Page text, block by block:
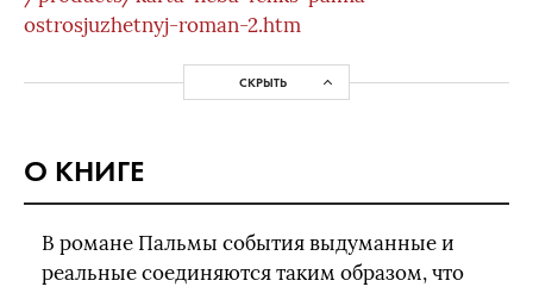
ostrosjuzhetnyj-roman-2.htm
СКРЫТЬ
О КНИГЕ
В романе Пальмы события выдуманные и
реальные соединяются таким образом, что